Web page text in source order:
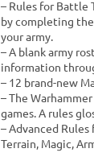
– Rules for Battle
by completing
your army.
– A blank army
information
– 12 brand-new
– The
games. A rules
– Advanced
Terrain, Magic,